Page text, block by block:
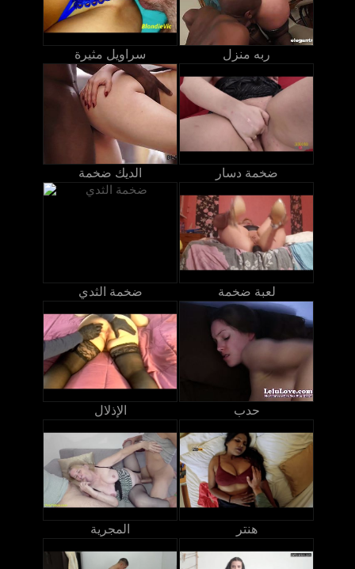
سراويل مثيرة ربه منزل
الديك ضخمة ضخمة دسار
ضخمة الثدي لعبة ضخمة
الإذلال حدب
المجرية هنتر